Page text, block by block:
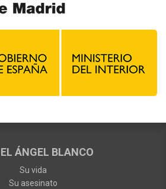
ÁNGEL BLANCO
Su vida
Su asesinato